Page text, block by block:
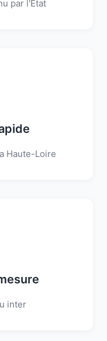
par l'État
Haute-Loire
inter